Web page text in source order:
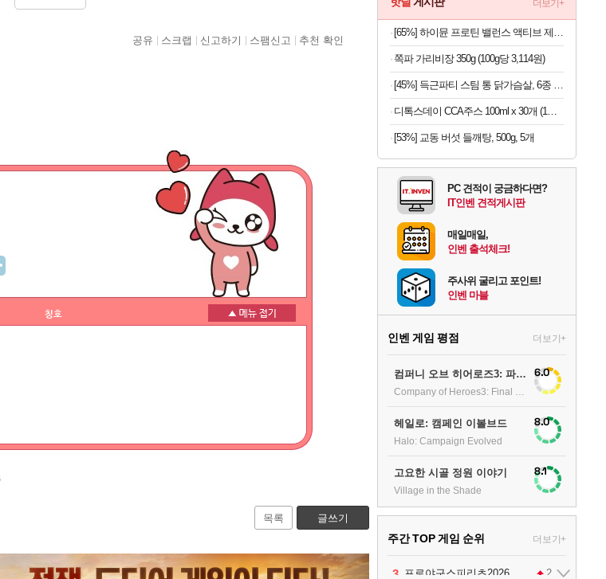
공유 스크랩 신고하기 스팸신고 추천 확인
칭호
목록 글쓰기
더보기+
[65%] 하이뮨 프로틴 밸런스 액티브 제로, 밀크쉐이크, 250ml, 18개
쪽파 가리비장 350g (100g당 3,114원)
[45%] 득근파티 스팀 통 닭가슴살, 6종 혼합, 100g, 30팩
디톡스데이 CCA주스 100ml x 30개 (1개당 497원)
[53%] 교동 버섯 들깨탕, 500g, 5개
PC 견적이 궁금하다면?
IT인벤 견적게시판
매일매일,
인벤 출석체크!
주사위 굴리고 포인트!
인벤 마블
인벤 게임 평점 더보기+
컴퍼니 오브 히어로즈3: 파이널 스탠드 6.0
헤일로: 캠페인 이볼브드
Halo: Campaign Evolved
8.0
고요한 시골 정원 이야기
Village in the Shade
8.1
주간 TOP 게임 순위 더보기+
1 팰월드
2 1
3 프로야구스피리츠2026 2
4 드래곤소드 : 어웨이크닝 2